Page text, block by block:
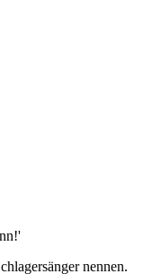
nennen.